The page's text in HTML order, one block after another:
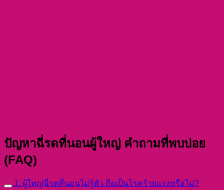
ปัญหาฉี่รดที่นอนผู้ใหญ่ คำถามที่พบบ่อย
(FAQ)
1. ผู้ใหญ่ฉี่รดที่นอนไม่รู้ตัว ถือเป็นโรคร้ายแรงหรือไม่?